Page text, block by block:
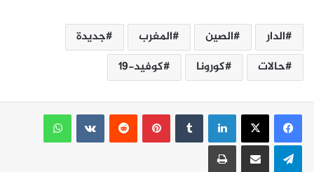
الدار الصين المغرب
جديدة
حالات
كورونا كوفيد-19
لينكدإن بينتيريست
واتساب
تيلقرام مشاركة عبر البريد طباعة